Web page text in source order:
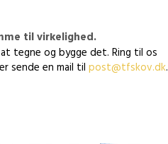
til virkelighed.
tegne og bygge det. Ring til os
sende en mail til post@tfskov.dk.